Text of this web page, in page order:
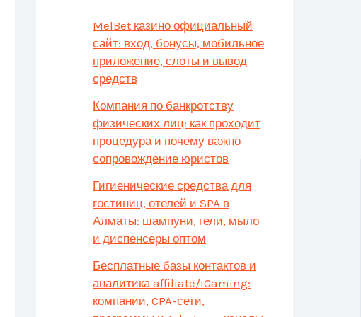
MelBet казино официальный
сайт: вход, бонусы, мобильное
приложение, слоты и вывод
средств
Компания по банкротству
физических лиц: как проходит
процедура и почему важно
сопровождение юристов
Гигиенические средства для
гостиниц, отелей и SPA в
Алматы: шампуни, гели, мыло
и диспенсеры оптом
Бесплатные базы контактов и
аналитика affiliate/iGaming:
компании, CPA-сети,